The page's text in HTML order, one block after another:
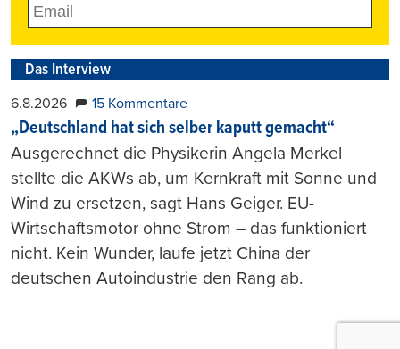
Das Interview
6.8.2026 15 Kommentare
„Deutschland hat sich selber kaputt gemacht“
Ausgerechnet die Physikerin Angela Merkel
stellte die AKWs ab, um Kernkraft mit Sonne und
Wind zu ersetzen, sagt Hans Geiger. EU-
Wirtschaftsmotor ohne Strom – das funktioniert
nicht. Kein Wunder, laufe jetzt China der
deutschen Autoindustrie den Rang ab.